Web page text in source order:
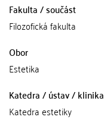
Fakulta / součást
Filozofická fakulta
Obor
Estetika
Katedra / ústav / klinika
Katedra estetiky